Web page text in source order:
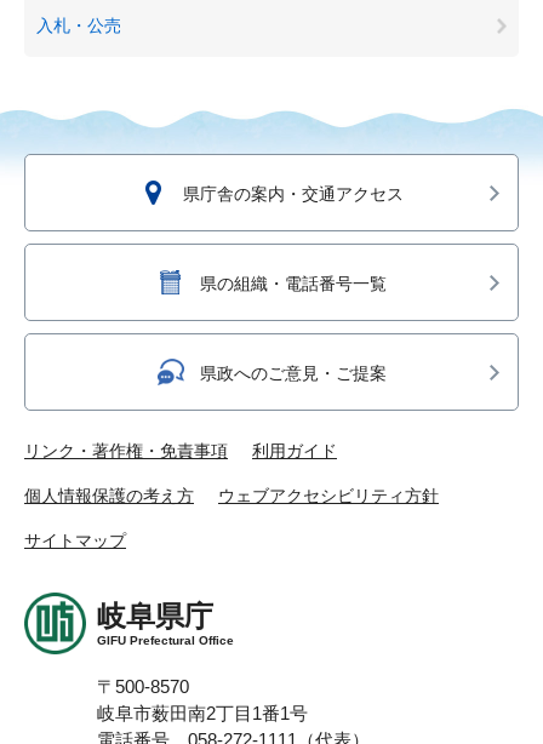
入札・公売
県庁舎の案内・交通アクセス
県の組織・電話番号一覧
県政へのご意見・ご提案
リンク・著作権・免責事項 利用ガイド
個人情報保護の考え方 ウェブアクセシビリティ方針
サイトマップ
岐阜県庁
GIFU Prefectural Office
〒500-8570
岐阜市薮田南2丁目1番1号
電話番号 058-272-1111（代表）